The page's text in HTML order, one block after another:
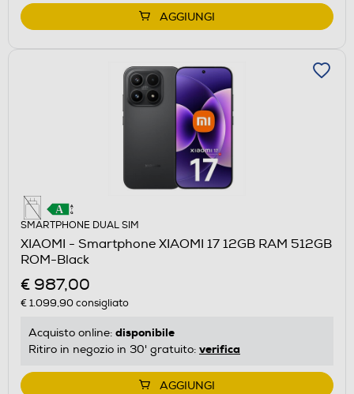
AGGIUNGI
SMARTPHONE DUAL SIM
XIAOMI - Smartphone XIAOMI 17 12GB RAM 512GB
ROM-Black
€ 987,00
€ 1.099,90consigliato
Acquisto online: disponibile
Ritiro in negozio in 30' gratuito: verifica
AGGIUNGI